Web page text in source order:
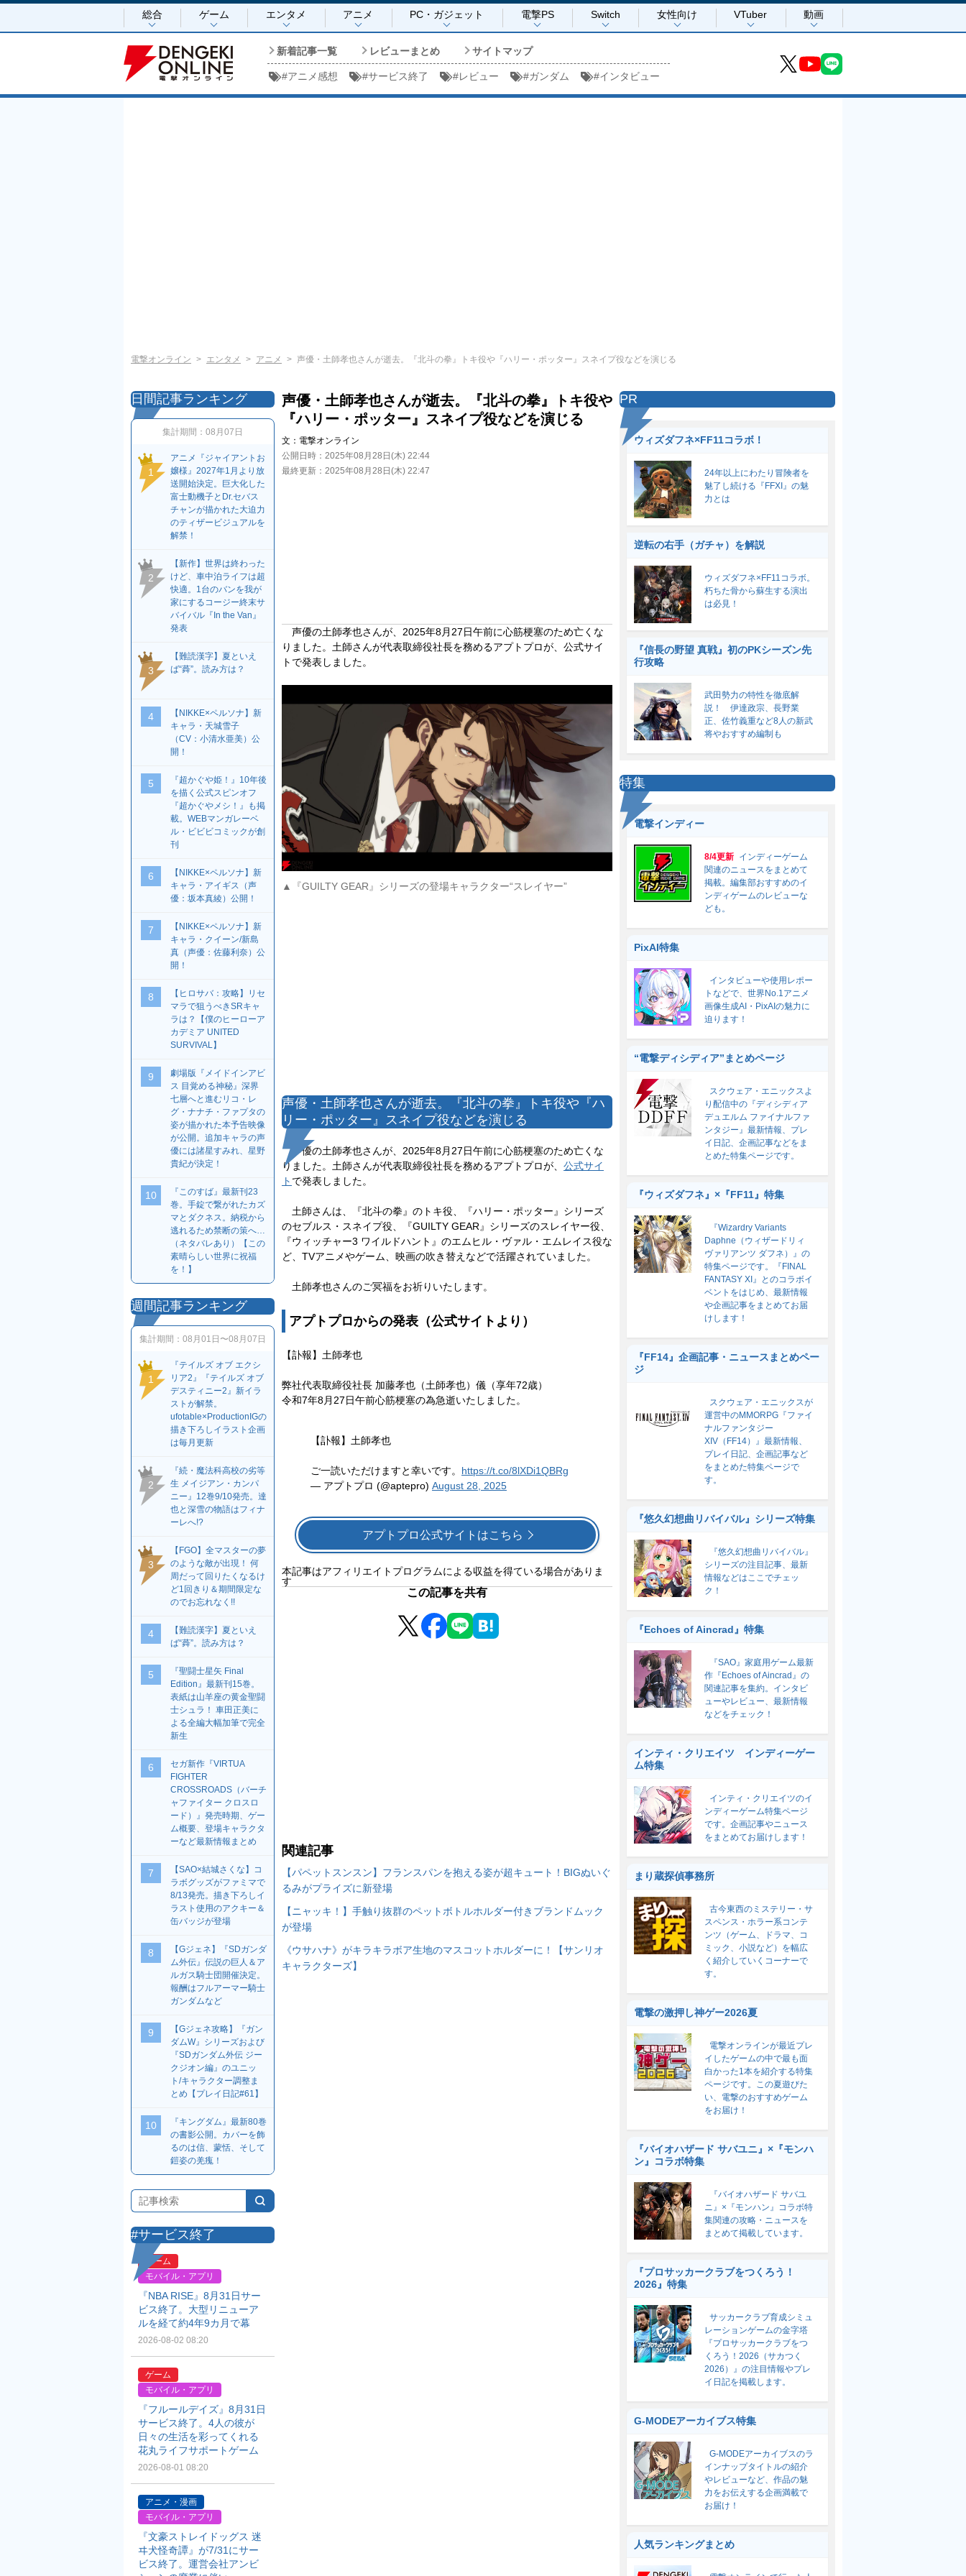
総合 ゲーム エンタメ アニメ PC・ガジェット 電撃PS Switch 女性向け VTuber 動画
新着記事一覧 レビューまとめ サイトマップ
#アニメ感想 #サービス終了 #レビュー #ガンダム #インタビュー
電撃オンライン エンタメ アニメ 声優・土師孝也さんが逝去。『北斗の拳』トキ役や『ハリー・ポッター』スネイプ役などを演じる
声優・土師孝也さんが逝去。『北斗の拳』トキ役や
『ハリー・ポッター』スネイプ役などを演じる
文： 電撃オンライン
公開日時： 2025年08月28日(木) 22:44
最終更新： 2025年08月28日(木) 22:47
声優の土師孝也さんが、2025年8月27日午前に心筋梗塞のため亡くな
りました。土師さんが代表取締役社長を務めるアプトプロが、公式サイ
トで発表しました。
▲『GUILTY GEAR』シリーズの登場キャラクター“スレイヤー”
声優・土師孝也さんが逝去。『北斗の拳』トキ役や『ハ
リー・ポッター』スネイプ役などを演じる
声優の土師孝也さんが、2025年8月27日午前に心筋梗塞のため亡くな
りました。土師さんが代表取締役社長を務めるアプトプロが、 公式サイ
ト で発表しました。
土師さんは、『北斗の拳』のトキ役、『ハリー・ポッター』シリーズ
のセブルス・スネイプ役、『GUILTY GEAR』シリーズのスレイヤー役、
『ウィッチャー3 ワイルドハント』のエムヒル・ヴァル・エムレイス役な
ど、TVアニメやゲーム、映画の吹き替えなどで活躍されていました。
土師孝也さんのご冥福をお祈りいたします。
アプトプロからの発表（公式サイトより）
【訃報】土師孝也
弊社代表取締役社長 加藤孝也（土師孝也）儀（享年72歳）
令和7年8月27日午前心筋梗塞の為急逝いたしました。
【訃報】土師孝也
ご一読いただけますと幸いです。 https://t.co/8lXDi1QBRg
— アプトプロ (@aptepro) August 28, 2025
アプトプロ公式サイトはこちら
本記事はアフィリエイトプログラムによる収益を得ている場合がありま
す
この記事を共有
関連記事
【パペットスンスン】フランスパンを抱える姿が超キュート！BIGぬいぐ
るみがプライズに新登場
【ニャッキ！】手触り抜群のペットボトルホルダー付きブランドムック
が登場
《ウサハナ》がキラキラボア生地のマスコットホルダーに！【サンリオ
キャラクターズ】
日間記事ランキング
集計期間： 08月07日
1
アニメ『ジャイアントお
嬢様』2027年1月より放
送開始決定。巨大化した
富士動機子とDr.セバス
チャンが描かれた大迫力
のティザービジュアルを
解禁！
2
【新作】世界は終わった
けど、車中泊ライフは超
快適。1台のバンを我が
家にするコージー終末サ
バイバル『In the Van』
発表
3
【難読漢字】夏といえ
ば“蕣”。読み方は？
4
【NIKKE×ペルソナ】新
キャラ・天城雪子
（CV：小清水亜美）公
開！
5
『超かぐや姫！』10年後
を描く公式スピンオフ
『超かぐやメシ！』も掲
載。WEBマンガレーベ
ル・ビビビコミックが創
刊
6
【NIKKE×ペルソナ】新
キャラ・アイギス（声
優：坂本真綾）公開！
7
【NIKKE×ペルソナ】新
キャラ・クイーン/新島
真（声優：佐藤利奈）公
開！
8
【ヒロサバ：攻略】リセ
マラで狙うべきSRキャ
ラは？【僕のヒーローア
カデミア UNITED
SURVIVAL】
9
劇場版『メイドインアビ
ス 目覚める神秘』深界
七層へと進むリコ・レ
グ・ナナチ・ファプタの
姿が描かれた本予告映像
が公開。追加キャラの声
優には諸星すみれ、星野
貴紀が決定！
10
『このすば』最新刊23
巻。手錠で繋がれたカズ
マとダクネス。納税から
逃れるため禁断の策へ…
（ネタバレあり）【この
素晴らしい世界に祝福
を！】
週間記事ランキング
集計期間： 08月01日〜08月07日
1
『テイルズ オブ エクシ
リア2』『テイルズ オブ
デスティニー2』新イラ
ストが解禁。
ufotable×ProductionIGの
描き下ろしイラスト企画
は毎月更新
2
『続・魔法科高校の劣等
生 メイジアン・カンパ
ニー』12巻9/10発売。達
也と深雪の物語はフィナ
ーレへ!?
3
【FGO】全マスターの夢
のような敵が出現！ 何
周だって回りたくなるけ
ど1回きり＆期間限定な
のでお忘れなく!!
4
【難読漢字】夏といえ
ば“蕣”。読み方は？
5
『聖闘士星矢 Final
Edition』最新刊15巻。
表紙は山羊座の黄金聖闘
士シュラ！ 車田正美に
よる全編大幅加筆で完全
新生
6
セガ新作『VIRTUA
FIGHTER
CROSSROADS（バーチ
ャファイター クロスロ
ード）』発売時期、ゲー
ム概要、登場キャラクタ
ーなど最新情報まとめ
7
【SAO×結城さくな】コ
ラボグッズがファミマで
8/13発売。描き下ろしイ
ラスト使用のアクキー＆
缶バッジが登場
8
【Gジェネ】『SDガンダ
ム外伝』伝説の巨人＆ア
ルガス騎士団開催決定。
報酬はフルアーマー騎士
ガンダムなど
9
【Gジェネ攻略】『ガン
ダムW』シリーズおよび
『SDガンダム外伝 ジー
クジオン編』のユニッ
ト/キャラクター調整ま
とめ【プレイ日記#61】
10
『キングダム』最新80巻
の書影公開。カバーを飾
るのは信、蒙恬、そして
鎧姿の羌瘣！
#サービス終了
ゲーム
モバイル・アプリ
『NBA RISE』8月31日サー
ビス終了。大型リニューア
ルを経て約4年9カ月で幕
2026-08-02 08:20
ゲーム
モバイル・アプリ
『フルールデイズ』8月31日
サービス終了。4人の彼が
日々の生活を彩ってくれる
花丸ライフサポートゲーム
2026-08-01 08:20
アニメ・漫画
モバイル・アプリ
『文豪ストレイドッグス 迷
ヰ犬怪奇譚』が7/31にサー
ビス終了。運営会社アンビ
PR
ウィズダフネ×FF11コラボ！
24年以上にわたり冒険者を
魅了し続ける『FFXI』の魅
力とは
逆転の右手（ガチャ）を解説
ウィズダフネ×FF11コラボ。
朽ちた骨から蘇生する演出
は必見！
『信長の野望 真戦』初のPKシーズン先
行攻略
武田勢力の特性を徹底解
説！ 伊達政宗、長野業
正、佐竹義重など8人の新武
将やおすすめ編制も
特集
電撃インディー
8/4更新 インディーゲーム
関連のニュースをまとめて
掲載。編集部おすすめのイ
ンディゲームのレビューな
ども。
PixAI特集
インタビューや使用レポー
トなどで、世界No.1アニメ
画像生成AI・PixAIの魅力に
迫ります！
“電撃ディシディア”まとめページ
スクウェア・エニックスよ
り配信中の『ディシディア
デュエルム ファイナルファ
ンタジー』最新情報、プレ
イ日記、企画記事などをま
とめた特集ページです。
『ウィズダフネ』×『FF11』特集
『Wizardry Variants
Daphne（ウィザードリィ
ヴァリアンツ ダフネ）』の
特集ページです。『FINAL
FANTASY XI』とのコラボイ
ベントをはじめ、最新情報
や企画記事をまとめてお届
けします！
『FF14』企画記事・ニュースまとめペー
ジ
スクウェア・エニックスが
運営中のMMORPG『ファイ
ナルファンタジー
XIV（FF14）』最新情報、
プレイ日記、企画記事など
をまとめた特集ページで
す。
『悠久幻想曲リバイバル』シリーズ特集
『悠久幻想曲リバイバル』
シリーズの注目記事、最新
情報などはここでチェッ
ク！
『Echoes of Aincrad』特集
『SAO』家庭用ゲーム最新
作『Echoes of Aincrad』の
関連記事を集約。インタビ
ューやレビュー、最新情報
などをチェック！
インティ・クリエイツ インディーゲー
ム特集
インティ・クリエイツのイ
ンディーゲーム特集ページ
です。企画記事やニュース
をまとめてお届けします！
まり蔵探偵事務所
古今東西のミステリー・サ
スペンス・ホラー系コンテ
ンツ（ゲーム、ドラマ、コ
ミック、小説など）を幅広
く紹介していくコーナーで
す。
電撃の激押し神ゲー2026夏
電撃オンラインが最近プレ
イしたゲームの中で最も面
白かった1本を紹介する特集
ページです。この夏遊びた
い、電撃のおすすめゲーム
をお届け！
『バイオハザード サバユニ』×『モンハ
ン』コラボ特集
『バイオハザード サバユ
ニ』×『モンハン』コラボ特
集関連の攻略・ニュースを
まとめて掲載しています。
『プロサッカークラブをつくろう！
2026』特集
サッカークラブ育成シミュ
レーションゲームの金字塔
『プロサッカークラブをつ
くろう！2026（サカつく
2026）』の注目情報やプレ
イ日記を掲載します。
G-MODEアーカイブス特集
G-MODEアーカイブスのラ
インナップタイトルの紹介
やレビューなど、作品の魅
力をお伝えする企画満載で
お届け！
人気ランキングまとめ